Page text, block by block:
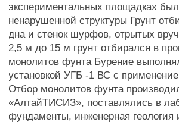
экспериментальных площадках
ненарушенной структуры Грунт
дна и стенок шурфов, отрытых
2,5 м до 15 м грунт отбирался в
монолитов фунта Бурение
установкой УГБ -1 ВС с
Отбор монолитов фунта
«АлтайТИСИЗ», поставлялись в
фундаменты, инженерная геология